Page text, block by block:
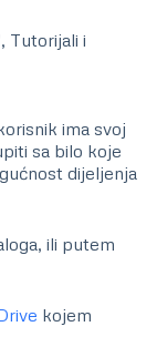
, Tutorijali i
ima svoj
sa bilo koje
dijeljenja
ili putem
kojem